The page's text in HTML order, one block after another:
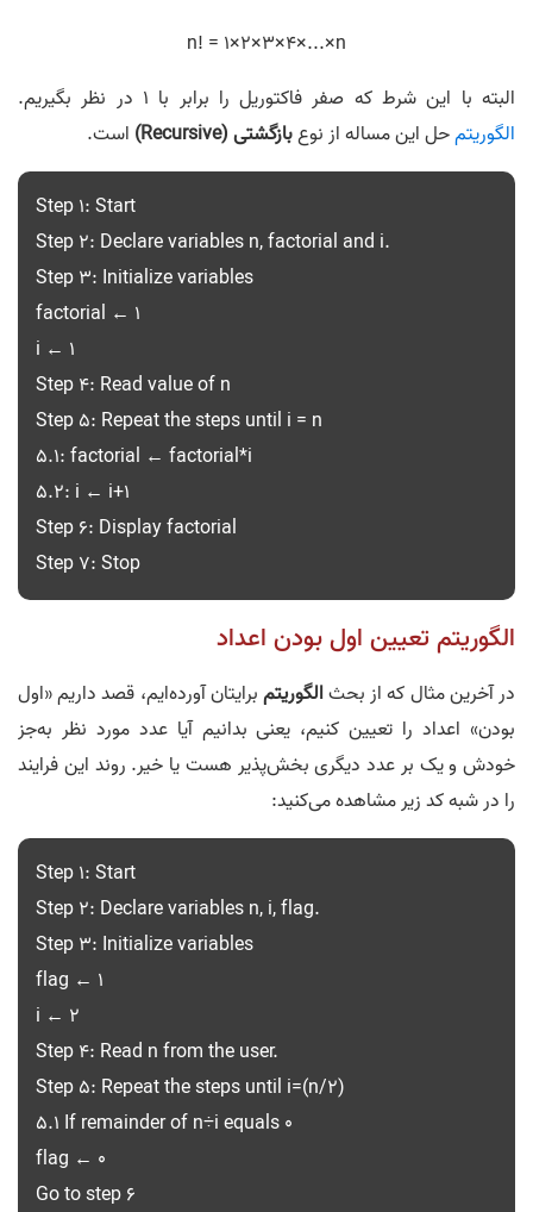
n! = 1×2×3×4×...×n
البته با این شرط که صفر فاکتوریل را برابر با 1 در نظر بگیریم.
الگوریتمحل این مساله از نوعبازگشتی (Recursive) است.
Step 1: Start
Step 2: Declare variables n, factorial and i.
Step 3: Initialize variables
factorial ← 1
i ← 1
Step 4: Read value of n
Step 5: Repeat the steps until i = n
5.1: factorial ← factorial*i
5.2: i ← i+1
Step 6: Display factorial
Step 7: Stop
الگوریتم تعیین اول بودن اعداد
در آخرین مثال که از بحثالگوریتمبرایتان آورده‌ایم، قصد داریم «اول
بودن» اعداد را تعیین کنیم، یعنی بدانیم آیا عدد مورد نظر به‌جز
خودش و یک بر عدد دیگری بخش‌پذیر هست یا خیر. روند این فرایند
را در شبه کد زیر مشاهده می‌کنید:
Step 1: Start
Step 2: Declare variables n, i, flag.
Step 3: Initialize variables
flag ← 1
i ← 2
Step 4: Read n from the user.
Step 5: Repeat the steps until i=(n/2)
5.1 If remainder of n÷i equals 0
flag ← 0
Go to step 6